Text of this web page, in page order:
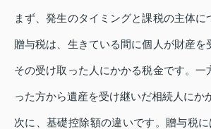
まず、発生のタイミングと課税の主体に
贈与税は、生きている間に個人が財産を
その受け取った人にかかる税金です。一
った方から遺産を受け継いだ相続人にか
次に、基礎控除額の違いです。贈与税